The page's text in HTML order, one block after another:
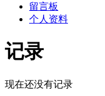
留言板
个人资料
记录
现在还没有记录